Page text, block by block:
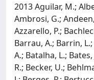
2013 Aguilar, M.;
Ambrosi, G.;
Azzarello, P.;
Barrau, A.; Barrin,
A.; Batalha, L.;
R.; Becker, U.;